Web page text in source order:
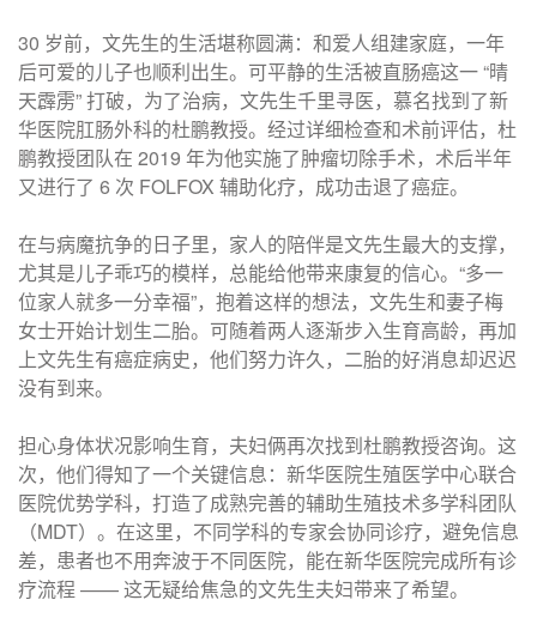
30 岁前，文先生的生活堪称圆满：和爱人组建家庭，一年
后可爱的儿子也顺利出生。可平静的生活被直肠癌这一 “晴
天霹雳” 打破，为了治病，文先生千里寻医，慕名找到了新
华医院肛肠外科的杜鹏教授。经过详细检查和术前评估，杜
鹏教授团队在 2019 年为他实施了肿瘤切除手术，术后半年
又进行了 6 次 FOLFOX 辅助化疗，成功击退了癌症。
在与病魔抗争的日子里，家人的陪伴是文先生最大的支撑，
尤其是儿子乖巧的模样，总能给他带来康复的信心。“多一
位家人就多一分幸福”，抱着这样的想法，文先生和妻子梅
女士开始计划生二胎。可随着两人逐渐步入生育高龄，再加
上文先生有癌症病史，他们努力许久，二胎的好消息却迟迟
没有到来。
担心身体状况影响生育，夫妇俩再次找到杜鹏教授咨询。这
次，他们得知了一个关键信息：新华医院生殖医学中心联合
医院优势学科，打造了成熟完善的辅助生殖技术多学科团队
（MDT）。在这里，不同学科的专家会协同诊疗，避免信息
差，患者也不用奔波于不同医院，能在新华医院完成所有诊
疗流程 —— 这无疑给焦急的文先生夫妇带来了希望。